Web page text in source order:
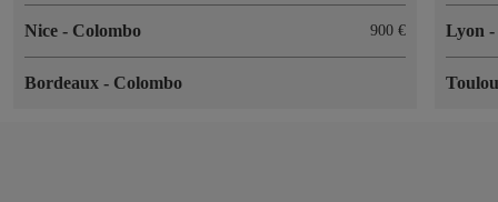
Nice - Colombo 900 €
Bordeaux - Colombo
Lyon